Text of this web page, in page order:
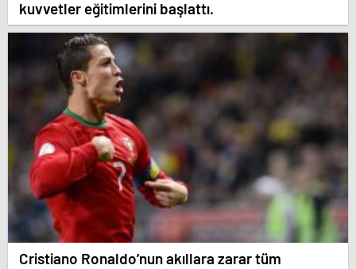
kuvvetler eğitimlerini başlattı.
Cristiano Ronaldo’nun akıllara zarar tüm